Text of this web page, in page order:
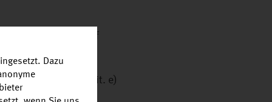
vor dem Widerruf
(Art. 6 Abs. 1 lit. e)
Dazu